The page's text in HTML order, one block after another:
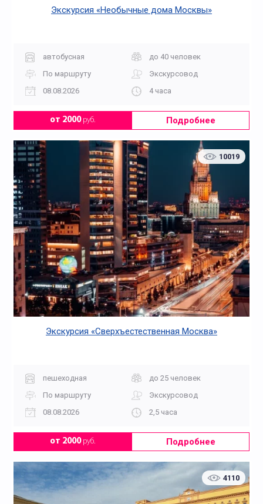
Экскурсия «Необычные дома Москвы»
автобусная
до 40 человек
По маршруту
Экскурсовод
08.08.2026
4 часа
от 2000руб. Подробнее
10019
Экскурсия «Сверхъестественная Москва»
пешеходная
до 25 человек
По маршруту
Экскурсовод
08.08.2026
2,5 часа
от 2000руб. Подробнее
4110